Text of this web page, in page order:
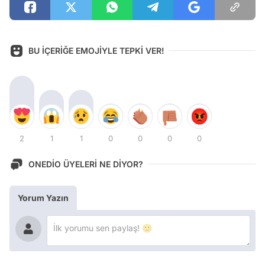
BU İÇERİĞE EMOJİYLE TEPKİ VER!
2 1 1 0 0 0 0
ONEDİO ÜYELERİ NE DİYOR?
Yorum Yazın